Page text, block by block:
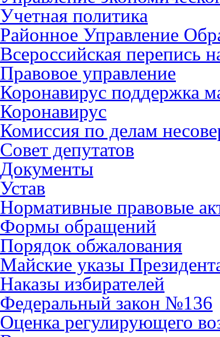
Учетная политика
Районное Управление
Всероссийская перепись
Правовое управление
Коронавирус поддержка
Коронавирус
Комиссия по делам
Совет депутатов
Документы
Устав
Нормативные правовые
Формы обращений
Порядок обжалования
Майские указы
Наказы избирателей
Федеральный закон №136
Оценка регулирующего